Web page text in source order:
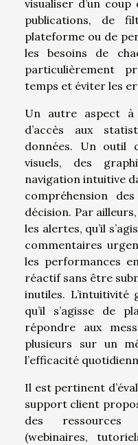
visualiser d’un
publications, de
plateforme ou de
les besoins de
particulièrement
temps et éviter les
Un autre aspect
d’accès aux
données. Un outil
visuels, des
navigation intuitive
compréhension
décision. Par
les alertes, qu’il
commentaires
les performances
réactif sans être
inutiles. L’intuitivité
qu’il s’agisse de
répondre aux
plusieurs sur un
l’efficacité
Il est pertinent
support client
des
(webinaires,